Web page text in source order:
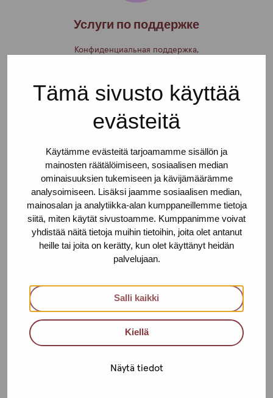
Tämä sivusto käyttää
evästeitä
Käytämme evästeitä tarjoamamme sisällön ja
mainosten räätälöimiseen, sosiaalisen median
ominaisuuksien tukemiseen ja kävijämäärämme
analysoimiseen. Lisäksi jaamme sosiaalisen median,
mainosalan ja analytiikka-alan kumppaneillemme tietoja
siitä, miten käytät sivustoamme. Kumppanimme voivat
yhdistää näitä tietoja muihin tietoihin, joita olet antanut
heille tai joita on kerätty, kun olet käyttänyt heidän
palvelujaan.
Salli kaikki
Kiellä
Näytä tiedot
Услуги по поддержке
Конфиденциальная поддержка,
в сексуально-эротической сфере.
Медицинские услуги
Конфиденциальные, бесплатные и
анонимные медицинские услуги для
занятых в сексуально-эротической
сфере.
Поисковая работа